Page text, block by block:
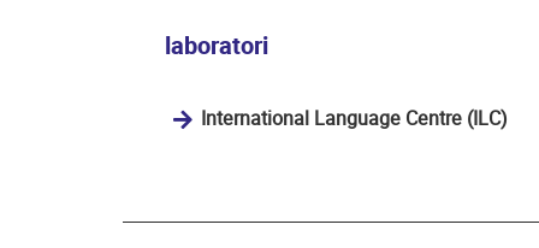
laboratori
International Language Centre (ILC)